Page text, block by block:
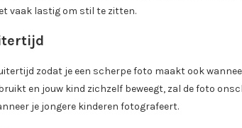
vaak lastig om stil te zitten.
zodat je een scherpe foto maakt ook
en jouw kind zichzelf beweegt, zal de foto
je jongere kinderen fotografeert.